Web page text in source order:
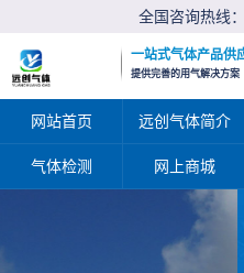
全国咨询热线：
一站式气体产品供
提供完善的用气解决方案
网站首页 远创气体简介
气体检测 网上商城